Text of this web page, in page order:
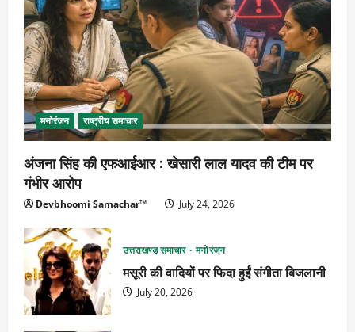
मनोरंजन राष्ट्रीय समाचार
अंजना सिंह की एफआईआर : खेसारी लाल यादव की टीम पर
गंभीर आरोप
Devbhoomi Samachar™ July 24, 2026
उत्तराखण्ड समाचार मनोरंजन
मसूरी की वादियों पर फिदा हुईं संगीता बिजलानी
July 20, 2026